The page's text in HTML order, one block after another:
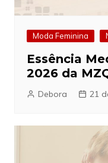
Moda Feminina
Essência
2026 da
Debora 21